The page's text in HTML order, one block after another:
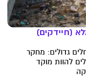
(חיידקים)
גדולים: מחקר
להוות מוקד